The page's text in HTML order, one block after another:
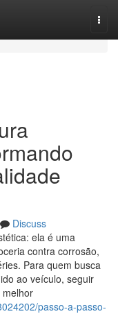
Discuss
ela é uma
contra corrosão,
Para quem busca
ao veículo, seguir
melhor
passo-a-passo-